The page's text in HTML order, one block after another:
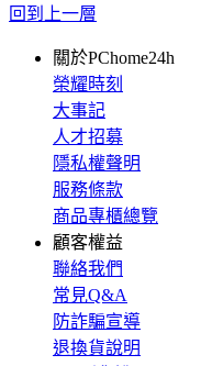
回到上一層
關於PChome24h
榮耀時刻
大事記
人才招募
隱私權聲明
服務條款
商品專櫃總覽
顧客權益
聯絡我們
常見Q&A
防詐騙宣導
退換貨說明